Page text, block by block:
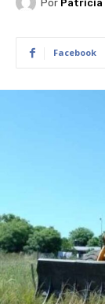
Por Patricia
Facebook